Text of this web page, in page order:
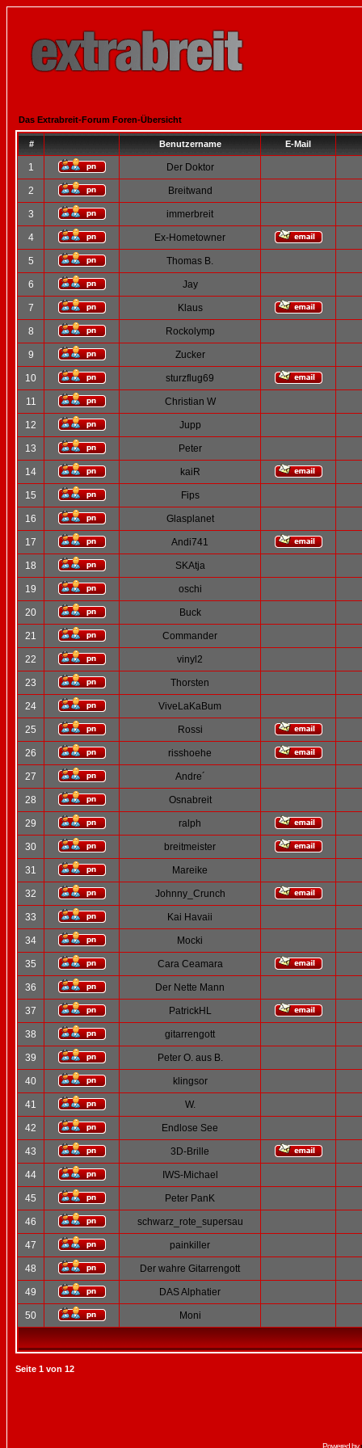
Das Extrabreit-Forum Foren-Übersicht
# Benutzername E-Mail
1 Der Doktor
2 Breitwand
3 immerbreit
4 Ex-Hometowner
5 Thomas B.
6 Jay
7 Klaus
8 Rockolymp
9 Zucker
10 sturzflug69
11 Christian W
12 Jupp
13 Peter
14 kaiR
15 Fips
16 Glasplanet
17 Andi741
18 SKAtja
19 oschi
20 Buck
21 Commander
22 vinyl2
23 Thorsten
24 ViveLaKaBum
25 Rossi
26 risshoehe
27 Andre´
28 Osnabreit
29 ralph
30 breitmeister
31 Mareike
32 Johnny_Crunch
33 Kai Havaii
34 Mocki
35 Cara Ceamara
36 Der Nette Mann
37 PatrickHL
38 gitarrengott
39 Peter O. aus B.
40 klingsor
41 W.
42 Endlose See
43 3D-Brille
44 IWS-Michael
45 Peter PanK
46 schwarz_rote_supersau
47 painkiller
48 Der wahre Gitarrengott
49 DAS Alphatier
50 Moni
Seite 1 von 12
Powered by